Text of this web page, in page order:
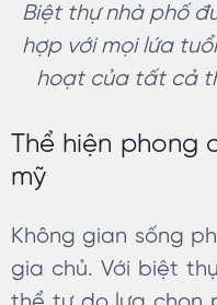
Biệt thự nhà phố
hợp với mọi lứa
hoạt của tất cả
Thể hiện phong
mỹ
Không gian sống
gia chủ. Với biệt